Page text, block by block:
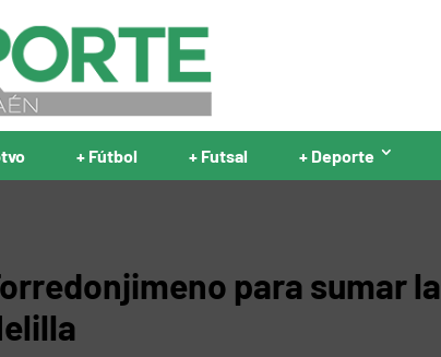
+ Fútbol + Futsal + Deporte
para sumar la